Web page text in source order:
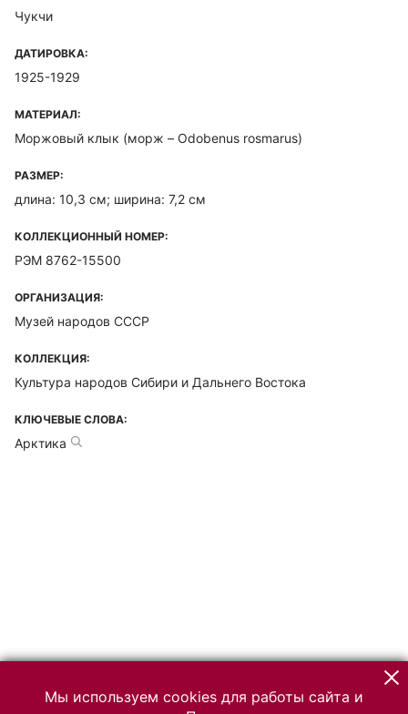
Чукчи
ДАТИРОВКА:
1925-1929
МАТЕРИАЛ:
Моржовый клык (морж – Odobenus rosmarus)
РАЗМЕР:
длина: 10,3 см; ширина: 7,2 см
КОЛЛЕКЦИОННЫЙ НОМЕР:
РЭМ 8762-15500
ОРГАНИЗАЦИЯ:
Музей народов СССР
КОЛЛЕКЦИЯ:
Культура народов Сибири и Дальнего Востока
КЛЮЧЕВЫЕ СЛОВА:
Арктика
Мы используем cookies для работы сайта и